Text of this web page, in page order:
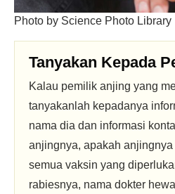
Photo by Science Photo Library
Tanyakan Kepada
Kalau pemilik anjing yang
tanyakanlah kepadanya
nama dia dan informasi
anjingnya, apakah
semua vaksin yang
rabiesnya, nama dokter